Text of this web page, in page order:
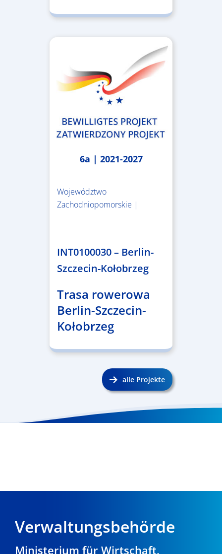
6a | 2021-2027
Województwo
Zachodniopomorskie |
INT0100030 – Berlin-
Szczecin-Kołobrzeg
Trasa rowerowa
Berlin-Szczecin-
Kołobrzeg
alle Projekte
Verwaltungsbehörde
Ministerium für Wirtschaft,